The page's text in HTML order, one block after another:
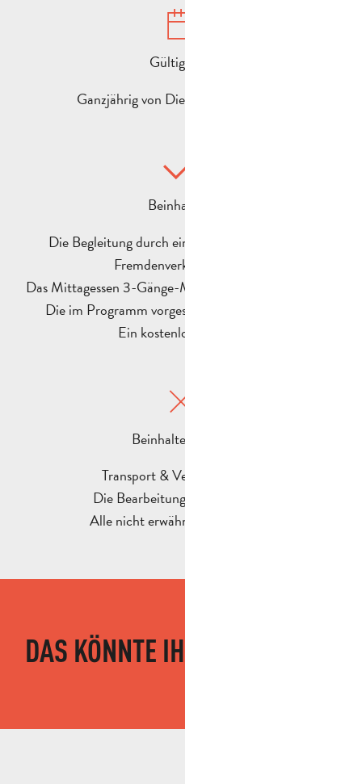
Gültigkeit :
Ganzjährig von Dienstag bis Samstag
Beinhaltet :
Die Begleitung durch einen Fremdenführer des
Fremdenverkehrsamtes.
Das Mittagessen 3-Gänge-Menü (¼ Wein und Kaffee).
Die im Programm vorgesehenen Besichtigungen
Ein kostenloser Fahrer
Beinhaltet nicht :
Transport & Versicherungen
Die Bearbeitungsgebühr (20€)
Alle nicht erwähnten Leistungen
DAS KÖNNTE IHNEN GEFALLEN
Rundreise